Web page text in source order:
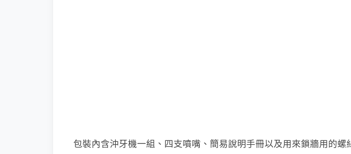
包裝內含沖牙機一組、四支噴嘴、簡易說明手冊以及用來鎖牆用的螺